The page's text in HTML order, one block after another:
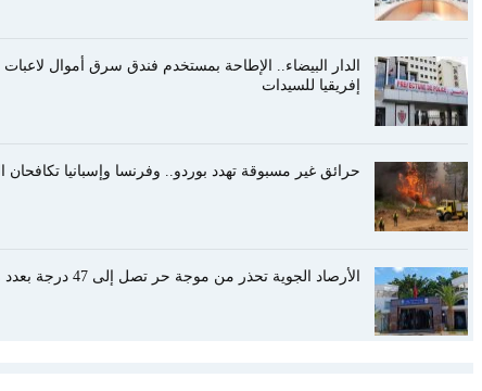
الدار البيضاء.. الإطاحة بمستخدم فندق سرق أموال
إفريقيا للسيدات
حرائق غير مسبوقة تهدد بوردو.. وفرنسا وإسبانيا
الأرصاد الجوية تحذر من موجة حر تصل إلى 47 درجة بعدد من أقاليم المملكة